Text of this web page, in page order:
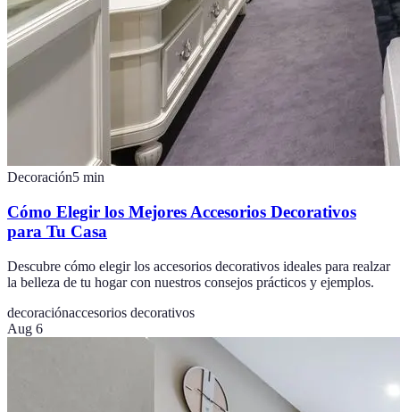
Decoración5 min
Cómo Elegir los Mejores Accesorios Decorativos
para Tu Casa
Descubre cómo elegir los accesorios decorativos ideales para realzar
la belleza de tu hogar con nuestros consejos prácticos y ejemplos.
decoraciónaccesorios decorativos
Aug 6